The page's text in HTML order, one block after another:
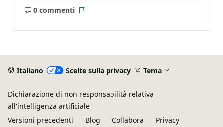
0 commenti
Nessun
Italiano Scelte sulla privacy Tema
Dichiarazione di non responsabilità relativa
all'intelligenza artificiale
Versioni precedenti
Blog Collabora Privacy